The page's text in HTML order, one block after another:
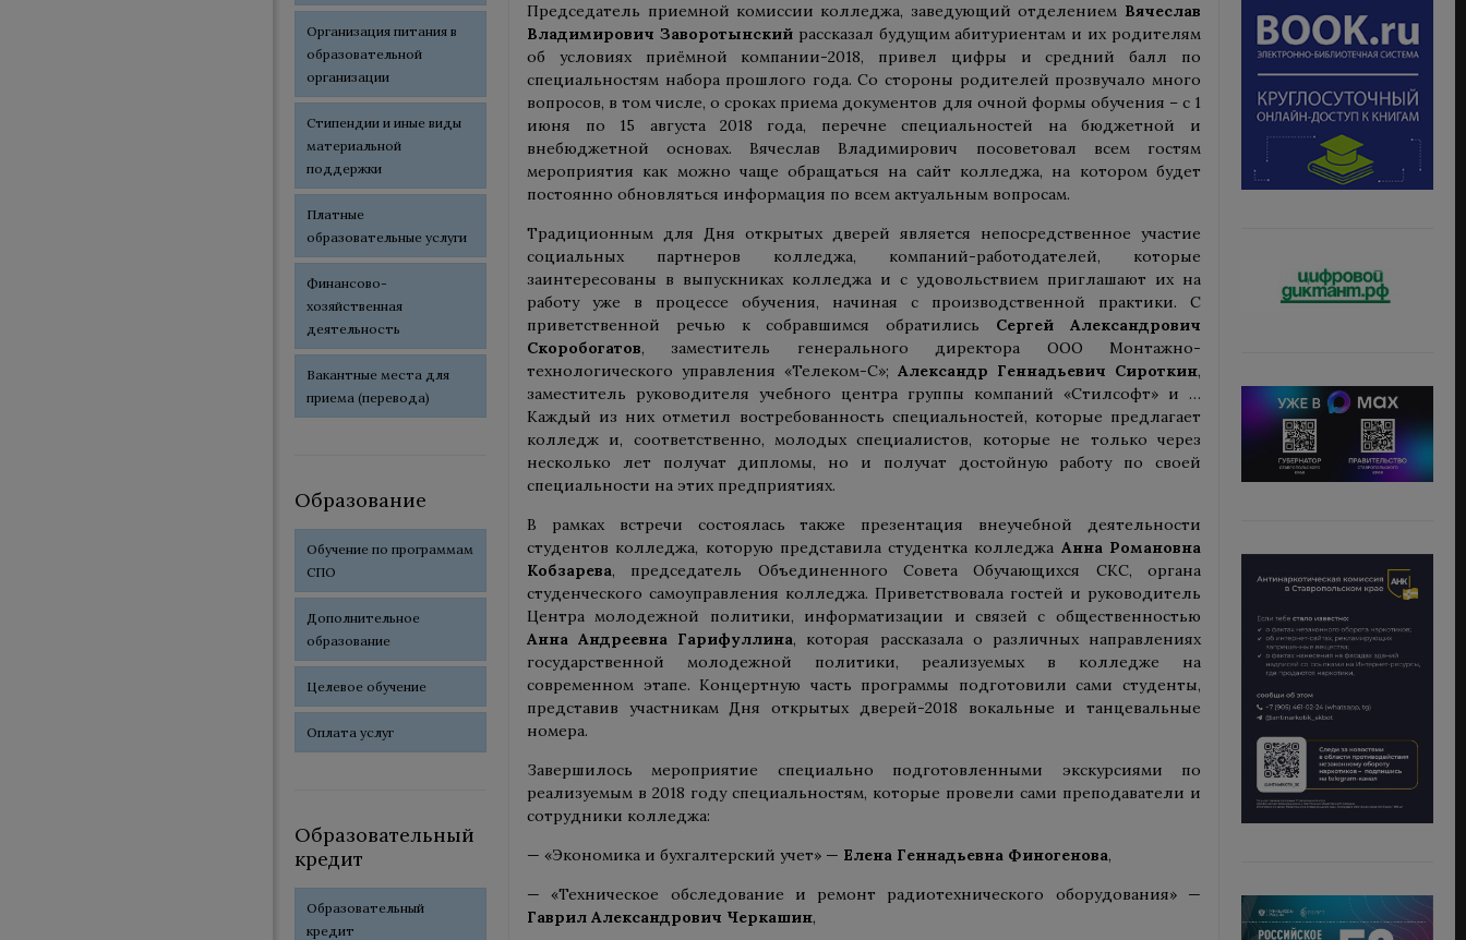
Председатель приемной комиссии колледжа, заведующий отделением Вячеслав
Владимирович Заворотынскийрассказал будущим абитуриентам и их родителям
об условиях приёмной компании-2018, привел цифры и средний балл по
специальностям набора прошлого года. Со стороны родителей прозвучало много
вопросов, в том числе, о сроках приема документов для очной формы обучения – с 1
июня по 15 августа 2018 года, перечне специальностей на бюджетной и
внебюджетной основах. Вячеслав Владимирович посоветовал всем гостям
мероприятия как можно чаще обращаться на сайт колледжа, на котором будет
постоянно обновляться информация по всем актуальным вопросам.
Традиционным для Дня открытых дверей является непосредственное участие
социальных партнеров колледжа, компаний-работодателей, которые
заинтересованы в выпускниках колледжа и с удовольствием приглашают их на
работу уже в процессе обучения, начиная с производственной практики. С
приветственной речью к собравшимся обратились Сергей Александрович
Скоробогатов, заместитель генерального директора ООО Монтажно-
технологического управления «Телеком-С»; Александр Геннадьевич Сироткин,
заместитель руководителя учебного центра группы компаний «Стилсофт» и …
Каждый из них отметил востребованность специальностей, которые предлагает
колледж и, соответственно, молодых специалистов, которые не только через
несколько лет получат дипломы, но и получат достойную работу по своей
специальности на этих предприятиях.
В рамках встречи состоялась также презентация внеучебной деятельности
студентов колледжа, которую представила студентка колледжа Анна Романовна
Кобзарева, председатель Объединенного Совета Обучающихся СКС, органа
студенческого самоуправления колледжа. Приветствовала гостей и руководитель
Центра молодежной политики, информатизации и связей с общественностью
Анна Андреевна Гарифуллина, которая рассказала о различных направлениях
государственной молодежной политики, реализуемых в колледже на
современном этапе. Концертную часть программы подготовили сами студенты,
представив участникам Дня открытых дверей-2018 вокальные и танцевальные
номера.
Завершилось мероприятие специально подготовленными экскурсиями по
реализуемым в 2018 году специальностям, которые провели сами преподаватели и
сотрудники колледжа:
— «Экономика и бухгалтерский учет» — Елена Геннадьевна Финогенова,
— «Техническое обследование и ремонт радиотехнического оборудования» —
Гаврил Александрович Черкашин,
Организация питания в
образовательной
организации
Стипендии и иные виды
материальной
поддержки
Платные
образовательные услуги
Финансово-
хозяйственная
деятельность
Вакантные места для
приема (перевода)
Образование
Обучение по программам
СПО
Дополнительное
образование
Целевое обучение
Оплата услуг
Образовательный
кредит
Образовательный
кредит